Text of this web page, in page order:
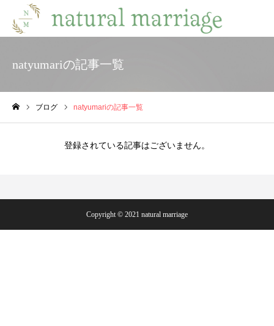
natyumariの記事一覧
ブログ natyumariの記事一覧
登録されている記事はございません。
Copyright © 2021 natural marriage